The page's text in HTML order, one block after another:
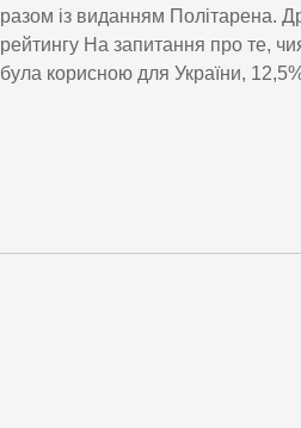
разом із виданням Політарена.
рейтингу На запитання про те,
була корисною для України,